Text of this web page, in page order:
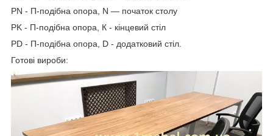
PN - П-подібна опора, N — початок столу
PK - П-подібна опора, К - кінцевий стіл
PD - П-подібна опора, D - додатковий стіл.
Готові вироби: